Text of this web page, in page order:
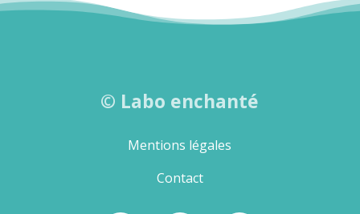
© Labo enchanté
Mentions légales
Contact